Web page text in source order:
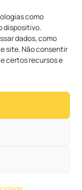
como
dispositivo.
dados, como
site. Não consentir
certos recursos e
Educação